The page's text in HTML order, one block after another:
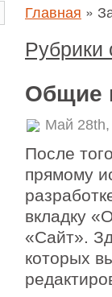
Главная »
Рубрики
Общие
Май
После
прямому
вкладку
«Сайт».
которых